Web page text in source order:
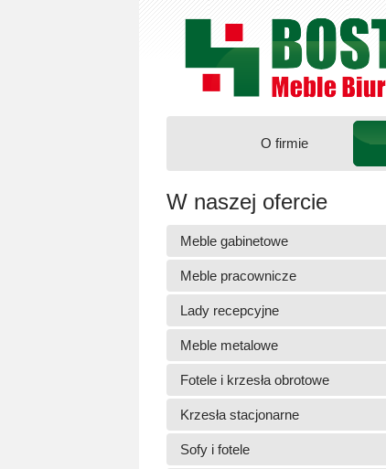
O firmie
W naszej ofercie
Meble gabinetowe
Meble pracownicze
Lady recepcyjne
Meble metalowe
Fotele i krzesła obrotowe
Krzesła stacjonarne
Sofy i fotele